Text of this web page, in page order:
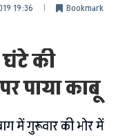
19:36
Bookmark
की
पाया काबू
में गुरूवार की भोर में